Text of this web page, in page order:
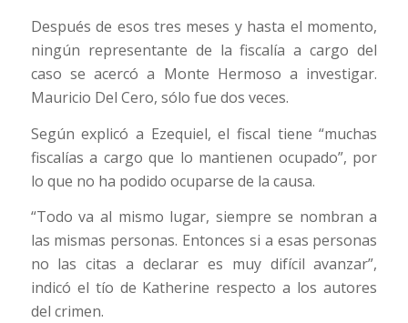
Después de esos tres meses y hasta el momento,
ningún representante de la fiscalía a cargo del
caso se acercó a Monte Hermoso a investigar.
Mauricio Del Cero, sólo fue dos veces.
Según explicó a Ezequiel, el fiscal tiene “muchas
fiscalías a cargo que lo mantienen ocupado”, por
lo que no ha podido ocuparse de la causa.
“Todo va al mismo lugar, siempre se nombran a
las mismas personas. Entonces si a esas personas
no las citas a declarar es muy difícil avanzar”,
indicó el tío de Katherine respecto a los autores
del crimen.